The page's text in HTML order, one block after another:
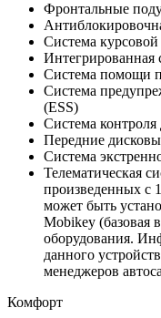
Фронтальные
Система
Интегрированная
Система помощи
Система
(ESS)
Система
Передние
Система
Телематическая
произведенных с
может быть
Mobikey (базовая
оборудования.
данного
менеджеров
Комфорт